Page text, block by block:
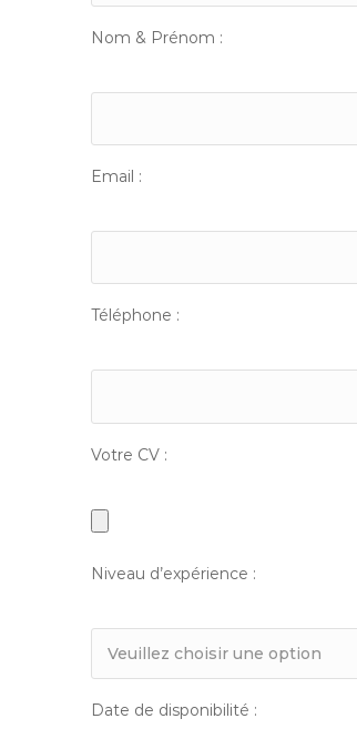
Nom & Prénom :
Email :
Téléphone :
Votre CV :
Niveau d’expérience :
Date de disponibilité :